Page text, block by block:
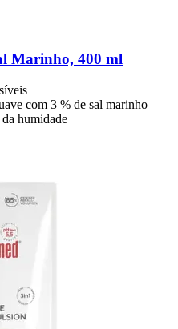
Marinho, 400 ml
com 3 % de sal marinho
humidade